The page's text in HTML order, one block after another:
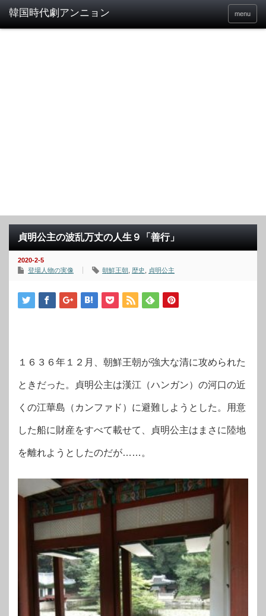
menu
貞明公主の波乱万丈の人生９「善行」
2020-2-5
登場人物の実像
朝鮮王朝 歴史 貞明公主
１６３６年１２月、朝鮮王朝が強大な清に攻められた
ときだった。貞明公主は漢江（ハンガン）の河口の近
くの江華島（カンファド）に避難しようとした。用意
した船に財産をすべて載せて、貞明公主はまさに陸地
を離れようとしたのだが……。